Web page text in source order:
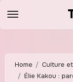
Home
Culture
Élie Kakou :